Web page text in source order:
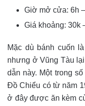
Giờ mở cửa: 6h
Giá khoảng: 30k
Mặc dù bánh cuốn
nhưng ở Vũng Tàu
dẫn này. Một trong
Đồ Chiểu có từ năm
ở đây được ăn kèm